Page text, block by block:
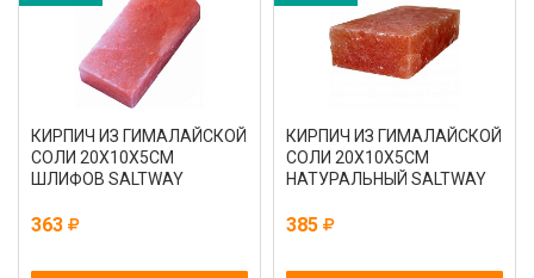
КИРПИЧ ИЗ ГИМАЛАЙСКОЙ
СОЛИ 20Х10Х5СМ
ШЛИФОВ SALTWAY
363
КИРПИЧ ИЗ ГИМАЛАЙСКОЙ
СОЛИ 20Х10Х5СМ
НАТУРАЛЬНЫЙ SALTWAY
385